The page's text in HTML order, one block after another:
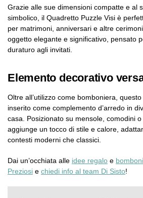
Grazie alle sue dimensioni compatte e al
simbolico, il Quadretto Puzzle Visi è
per matrimoni, anniversari e altre
oggetto elegante e significativo, pensato
duraturo agli invitati.
Elemento decorativo
Oltre all’utilizzo come bomboniera,
inserito come complemento d’arredo in
casa. Posizionato su mensole, comodini o
aggiunge un tocco di stile e calore,
contesti moderni che classici.
Dai un’occhiata alle idee regalo e
Preziosi e chiedi info al team Di Sisto!